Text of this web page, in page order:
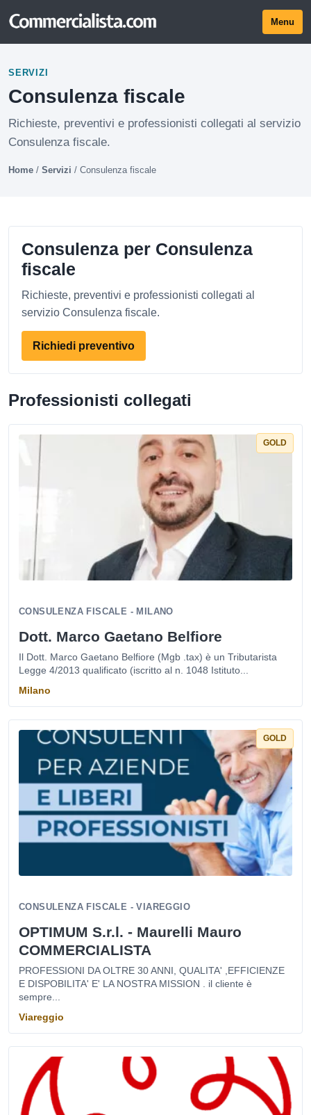
Menu
SERVIZI
Consulenza fiscale
Richieste, preventivi e professionisti collegati al servizio
Consulenza fiscale.
Home / Servizi / Consulenza fiscale
Consulenza per Consulenza
fiscale
Richieste, preventivi e professionisti collegati al
servizio Consulenza fiscale.
Richiedi preventivo
Professionisti collegati
GOLD
CONSULENZA FISCALE - MILANO
Dott. Marco Gaetano Belfiore
Il Dott. Marco Gaetano Belfiore (Mgb .tax) è un Tributarista
Legge 4/2013 qualificato (iscritto al n. 1048 Istituto...
Milano
GOLD
CONSULENZA FISCALE - VIAREGGIO
OPTIMUM S.r.l. - Maurelli Mauro
COMMERCIALISTA
PROFESSIONI DA OLTRE 30 ANNI, QUALITA' ,EFFICIENZE
E DISPOBILITA' E' LA NOSTRA MISSION . il cliente è
sempre...
Viareggio